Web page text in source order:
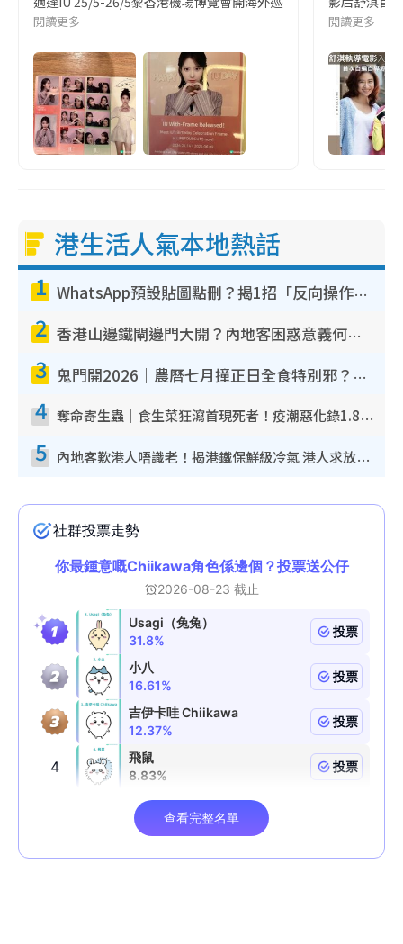
閱讀更多 閱讀更多
港生活人氣本地熱話
1 WhatsApp預設貼圖點刪？揭1招「反向操作」還原簡潔介面 附3步實測教學
2 香港山邊鐵閘邊門大開？內地客困惑意義何在！網民神回覆：呢種叫法理性防禦
3 鬼門開2026｜農曆七月撞正日全食特別邪？專家警告切忌做一事！揭4大禁忌+2招保平安
4 奪命寄生蟲｜食生菜狂瀉首現死者！疫潮惡化錄1.8萬宗病例 揭洗菜3大謬誤
5 內地客歎港人唔識老！揭港鐵保鮮級冷氣 港人求放過：咪投訴